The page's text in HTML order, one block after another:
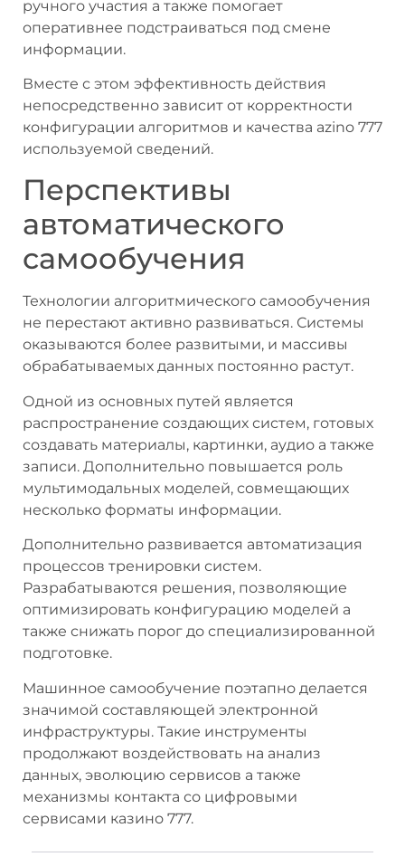
ручного участия а также помогает
оперативнее подстраиваться под смене
информации.
Вместе с этом эффективность действия
непосредственно зависит от корректности
конфигурации алгоритмов и качества azino 777
используемой сведений.
Перспективы
автоматического
самообучения
Технологии алгоритмического самообучения
не перестают активно развиваться. Системы
оказываются более развитыми, и массивы
обрабатываемых данных постоянно растут.
Одной из основных путей является
распространение создающих систем, готовых
создавать материалы, картинки, аудио а также
записи. Дополнительно повышается роль
мультимодальных моделей, совмещающих
несколько форматы информации.
Дополнительно развивается автоматизация
процессов тренировки систем.
Разрабатываются решения, позволяющие
оптимизировать конфигурацию моделей а
также снижать порог до специализированной
подготовке.
Машинное самообучение поэтапно делается
значимой составляющей электронной
инфраструктуры. Такие инструменты
продолжают воздействовать на анализ
данных, эволюцию сервисов а также
механизмы контакта со цифровыми
сервисами казино 777.